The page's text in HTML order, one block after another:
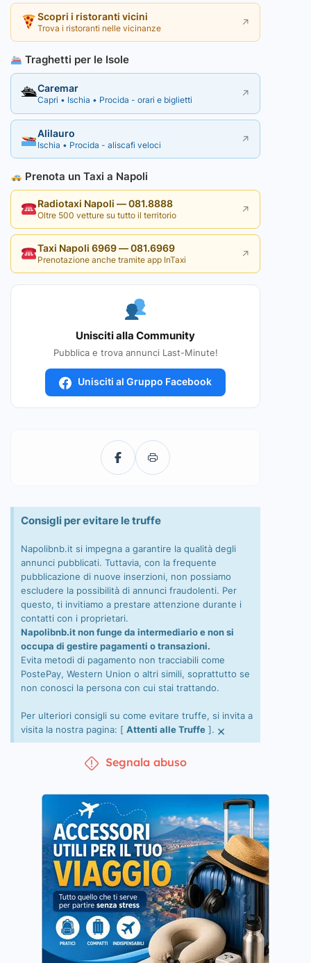
Scopri i ristoranti vicini
Trova i ristoranti nelle vicinanze ↗
Traghetti per le Isole
🛳Caremar
Capri • Ischia • Procida - orari e biglietti ↗
Alilauro
Ischia • Procida - aliscafi veloci ↗
Prenota un Taxi a Napoli
Radiotaxi Napoli — 081.8888
Oltre 500 vetture su tutto il territorio ↗
Taxi Napoli 6969 — 081.6969
Prenotazione anche tramite app InTaxi ↗
Unisciti alla Community
Pubblica e trova annunci Last-Minute!
Unisciti al Gruppo Facebook
Consigli per evitare le truffe
Napolibnb.it si impegna a garantire la qualità degli
annunci pubblicati. Tuttavia, con la frequente
pubblicazione di nuove inserzioni, non possiamo
escludere la possibilità di annunci fraudolenti. Per
questo, ti invitiamo a prestare attenzione durante i
contatti con i proprietari.
Napolibnb.it non funge da intermediario e non si
occupa di gestire pagamenti o transazioni.
Evita metodi di pagamento non tracciabili come
PostePay, Western Union o altri simili, soprattutto se
non conosci la persona con cui stai trattando.
Per ulteriori consigli su come evitare truffe, si invita a
visita la nostra pagina: [ Attenti alle Truffe ]. ×
Segnala abuso